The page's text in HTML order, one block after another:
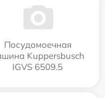
Посудомоечная
Kuppersbusch
IGVS 6509.5